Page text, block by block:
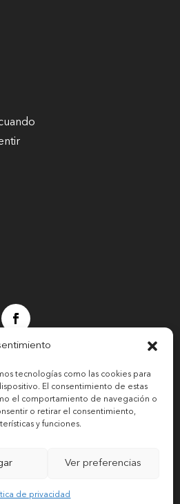
tecnologías como las cookies para
El consentimiento de estas
el comportamiento de navegación o
o retirar el consentimiento,
y funciones.
Ver preferencias
de privacidad